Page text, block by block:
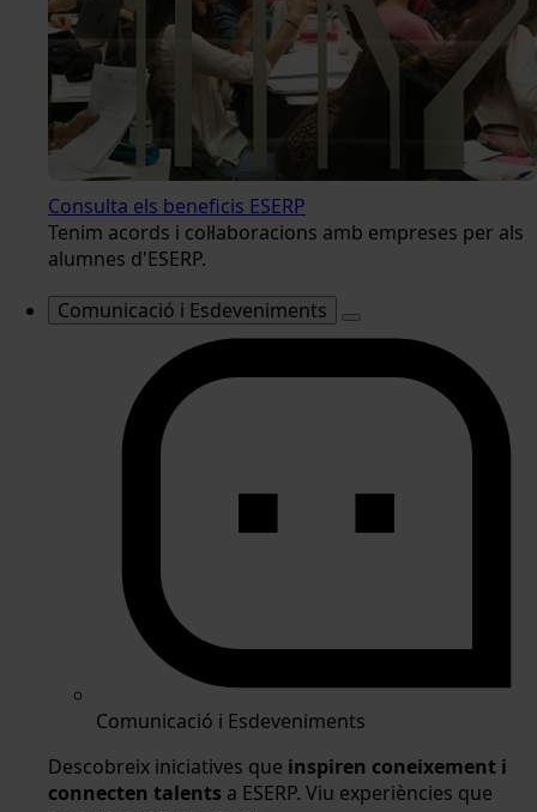
Consulta els beneficis ESERP
Tenim acords i col·laboracions amb empreses per als
alumnes d'ESERP.
Comunicació i Esdeveniments
Comunicació i Esdeveniments
Descobreix iniciatives que inspiren coneixement i
connecten talents a ESERP. Viu experiències que